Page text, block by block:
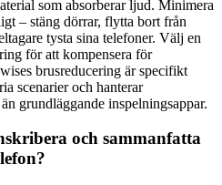
som absorberar ljud. Minimera
– stäng dörrar, flytta bort från
tysta sina telefoner. Välj en
för att kompensera för
brusreducering är specifikt
scenarier och hanterar
grundläggande inspelningsappar.
och sammanfatta